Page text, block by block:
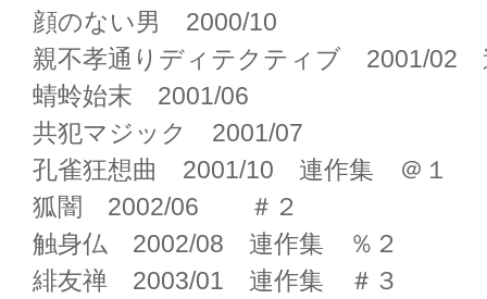
顔のない男 2000/10
親不孝通りディテクティブ 2001/02
蜻蛉始末 2001/06
共犯マジック 2001/07
孔雀狂想曲 2001/10 連作集 ＠１
狐闇 2002/06 ＃２
触身仏 2002/08 連作集 ％２
緋友禅 2003/01 連作集 ＃３